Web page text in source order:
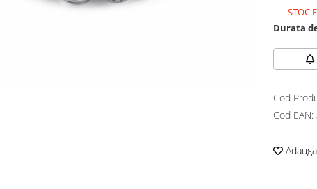
STOC
Durata
Cod
Cod EAN: